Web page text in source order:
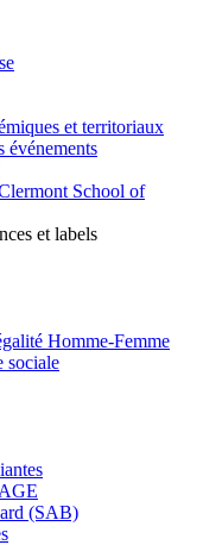
et territoriaux
événements
School of
et labels
Homme-Femme
sociale
(SAB)